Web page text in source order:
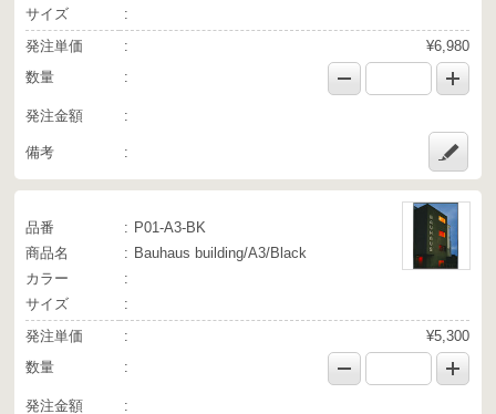
サイズ
発注単価
¥6,980
数量
発注金額
備考
品番
P01-A3-BK
商品名
Bauhaus building/A3/Black
カラー
サイズ
発注単価
¥5,300
数量
発注金額